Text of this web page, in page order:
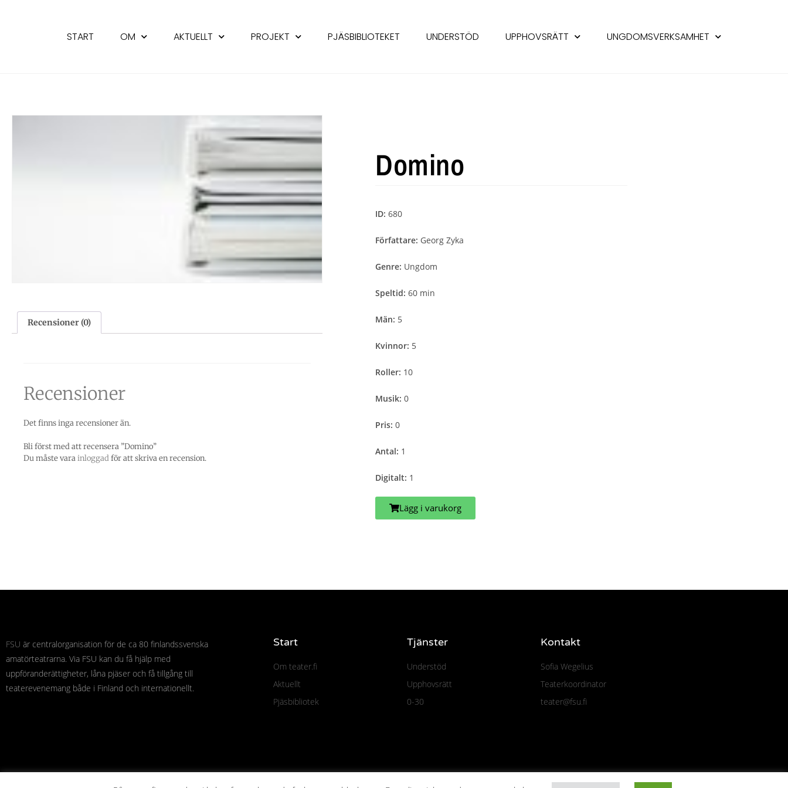
START OM AKTUELLT PROJEKT PJÄSBIBLIOTEKET UNDERSTÖD UPPHOVSRÄTT UNGDOMSVERKSAMHET
Recensioner (0)
Recensioner
Det finns inga recensioner än.
Bli först med att recensera ”Domino”
Du måste varainloggadför att skriva en recension.
Domino
ID: 680
Författare: Georg Zyka
Genre: Ungdom
Speltid: 60 min
Män: 5
Kvinnor: 5
Roller: 10
Musik: 0
Pris: 0
Antal: 1
Digitalt: 1
Lägg i varukorg
FSU är centralorganisation för de ca 80 finlandssvenska
amatörteatrarna. Via FSU kan du få hjälp med
uppföranderättigheter, låna pjäser och få tillgång till
teaterevenemang både i Finland och internationellt.
Start
Om teater.fi
Aktuellt
Pjäsbibliotek
Tjänster
Understöd
Upphovsrätt
0-30
Kontakt
Sofia Wegelius
Teaterkoordinator
teater@fsu.fi